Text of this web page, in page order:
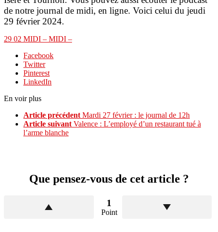
de notre journal de midi, en ligne. Voici celui du jeudi
29 février 2024.
29 02 MIDI – MIDI –
Facebook
Twitter
Pinterest
LinkedIn
En voir plus
Article précédent Mardi 27 février : le journal de 12h
Article suivant Valence : L’employé d’un restaurant tué à
l’arme blanche
Que pensez-vous de cet article ?
1
Point